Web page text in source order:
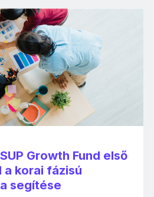
Growth Fund első
korai fázisú
segítése